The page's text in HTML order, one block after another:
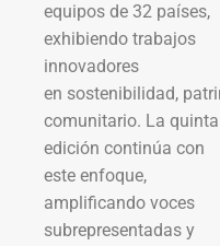
equipos de 32 países,
exhibiendo trabajos
innovadores
en sostenibilidad,
comunitario. La quinta
edición continúa con
este enfoque,
amplificando voces
subrepresentadas y